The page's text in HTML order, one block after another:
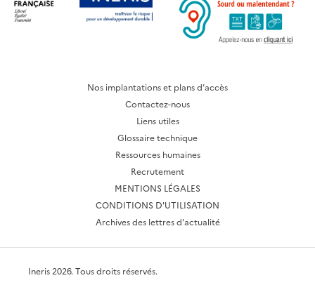
Nos implantations et plans d’accès
Contactez-nous
Liens utiles
Glossaire technique
Ressources humaines
Recrutement
MENTIONS LÉGALES
CONDITIONS D'UTILISATION
Archives des lettres d'actualité
Ineris 2026. Tous droits réservés.